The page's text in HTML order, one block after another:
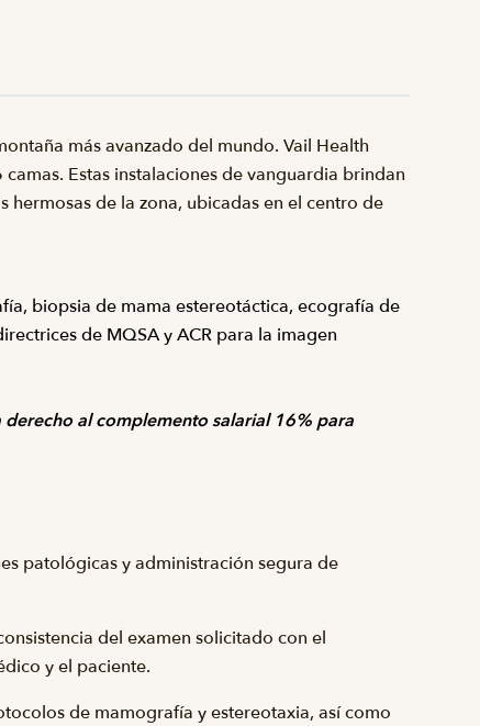
más avanzado del mundo. Vail Health
Estas instalaciones de vanguardia brindan
hermosas de la zona, ubicadas en el centro de
biopsia de mama estereotáctica, ecografía de
de MQSA y ACR para la imagen
derecho al complemento salarial 16% para
patológicas y administración segura de
del examen solicitado con el
y el paciente.
de mamografía y estereotaxia, así como